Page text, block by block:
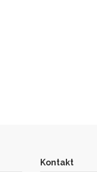
Kontakt